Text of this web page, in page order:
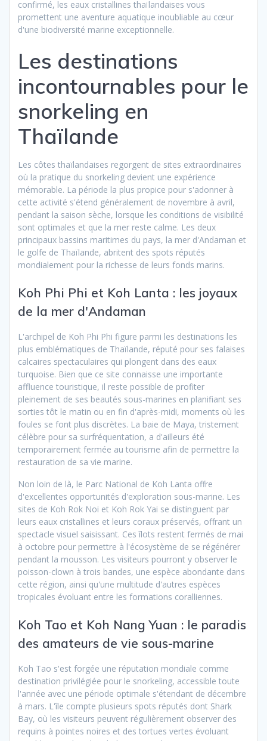
confirmé, les eaux cristallines thaïlandaises vous
promettent une aventure aquatique inoubliable au cœur
d'une biodiversité marine exceptionnelle.
Les destinations
incontournables pour le
snorkeling en
Thaïlande
Les côtes thaïlandaises regorgent de sites extraordinaires
où la pratique du snorkeling devient une expérience
mémorable. La période la plus propice pour s'adonner à
cette activité s'étend généralement de novembre à avril,
pendant la saison sèche, lorsque les conditions de visibilité
sont optimales et que la mer reste calme. Les deux
principaux bassins maritimes du pays, la mer d'Andaman et
le golfe de Thaïlande, abritent des spots réputés
mondialement pour la richesse de leurs fonds marins.
Koh Phi Phi et Koh Lanta : les joyaux
de la mer d'Andaman
L'archipel de Koh Phi Phi figure parmi les destinations les
plus emblématiques de Thaïlande, réputé pour ses falaises
calcaires spectaculaires qui plongent dans des eaux
turquoise. Bien que ce site connaisse une importante
affluence touristique, il reste possible de profiter
pleinement de ses beautés sous-marines en planifiant ses
sorties tôt le matin ou en fin d'après-midi, moments où les
foules se font plus discrètes. La baie de Maya, tristement
célèbre pour sa surfréquentation, a d'ailleurs été
temporairement fermée au tourisme afin de permettre la
restauration de sa vie marine.
Non loin de là, le Parc National de Koh Lanta offre
d'excellentes opportunités d'exploration sous-marine. Les
sites de Koh Rok Noi et Koh Rok Yai se distinguent par
leurs eaux cristallines et leurs coraux préservés, offrant un
spectacle visuel saisissant. Ces îlots restent fermés de mai
à octobre pour permettre à l'écosystème de se régénérer
pendant la mousson. Les visiteurs pourront y observer le
poisson-clown à trois bandes, une espèce abondante dans
cette région, ainsi qu'une multitude d'autres espèces
tropicales évoluant entre les formations coralliennes.
Koh Tao et Koh Nang Yuan : le paradis
des amateurs de vie sous-marine
Koh Tao s'est forgée une réputation mondiale comme
destination privilégiée pour le snorkeling, accessible toute
l'année avec une période optimale s'étendant de décembre
à mars. L'île compte plusieurs spots réputés dont Shark
Bay, où les visiteurs peuvent régulièrement observer des
requins à pointes noires et des tortues vertes évoluant